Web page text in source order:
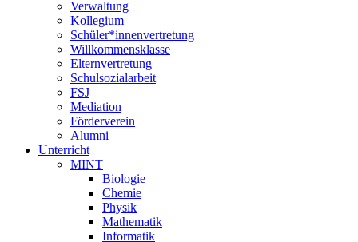
Verwaltung
Kollegium
Schüler*innenvertretung
Willkommensklasse
Elternvertretung
Schulsozialarbeit
FSJ
Mediation
Förderverein
Alumni
Unterricht
MINT
Biologie
Chemie
Physik
Mathematik
Informatik